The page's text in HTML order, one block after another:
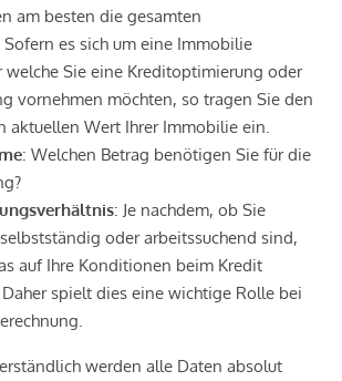
am besten die gesamten
. Sofern es sich um eine Immobilie
welche Sie eine Kreditoptimierung oder
vornehmen möchten, so tragen Sie den
aktuellen Wert Ihrer Immobilie ein.
: Welchen Betrag benötigen Sie für die
: Je nachdem, ob Sie
oder arbeitssuchend sind,
auf Ihre Konditionen beim Kredit
spielt dies eine wichtige Rolle bei
werden alle Daten absolut